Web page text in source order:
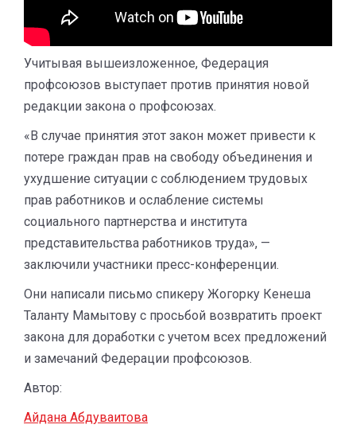
Учитывая вышеизложенное, Федерация
профсоюзов выступает против принятия новой
редакции закона о профсоюзах.
«В случае принятия этот закон может привести к
потере граждан прав на свободу объединения и
ухудшение ситуации с соблюдением трудовых
прав работников и ослабление системы
социального партнерства и института
представительства работников труда», —
заключили участники пресс-конференции.
Они написали письмо спикеру Жогорку Кенеша
Таланту Мамытову с просьбой возвратить проект
закона для доработки с учетом всех предложений
и замечаний Федерации профсоюзов.
Автор:
Айдана Абдуваитова